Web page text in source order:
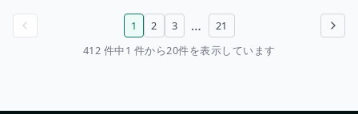
次のページ
1 2 3 …
21
412 件中1 件から20件を表示しています